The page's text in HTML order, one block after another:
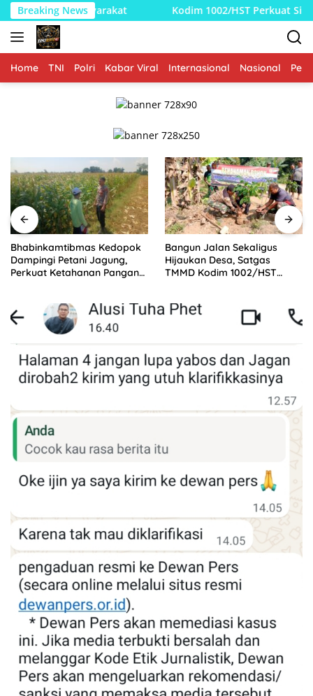
Langsung
ke
konten
Breaking News
Kodim 1002/HST Perkuat Silaturahmi Lewat Safari
Home TNI Polri Kabar Viral Internasional Nasional
Bhabinkamtibmas Kedopok
Dampingi Petani Jagung,
Perkuat Ketahanan Pangan
Bangun Jalan Sekaligus
Hijaukan Desa, Satgas
TMMD Kodim 1002/HST